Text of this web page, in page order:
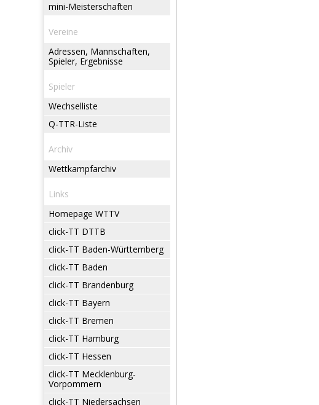
mini-Meisterschaften
Vereine
Adressen, Mannschaften,
Spieler, Ergebnisse
Spieler
Wechselliste
Q-TTR-Liste
Archiv
Wettkampfarchiv
Links
Homepage WTTV
click-TT DTTB
click-TT Baden-Württemberg
click-TT Baden
click-TT Brandenburg
click-TT Bayern
click-TT Bremen
click-TT Hamburg
click-TT Hessen
click-TT Mecklenburg-
Vorpommern
click-TT Niedersachsen